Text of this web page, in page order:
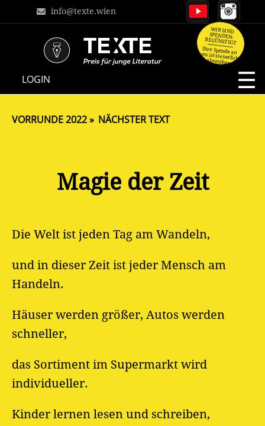
info@texte.wien
LOGIN
WIR SIND
SPENDEN-
BEGÜNSTIGT
Ihre Spende an
uns ist steuerlich
absetzbar.
Magie der Zeit
Die Welt ist jeden Tag am Wandeln,
und in dieser Zeit ist jeder Mensch am
Handeln.
Häuser werden größer, Autos werden
schneller,
das Sortiment im Supermarkt wird
individueller.
Kinder lernen lesen und schreiben,
VORRUNDE 2022 NÄCHSTER TEXT